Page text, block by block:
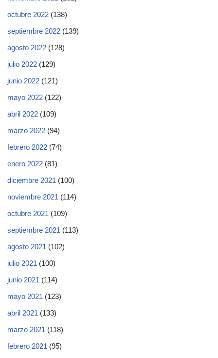
octubre 2022 (138)
septiembre 2022 (139)
agosto 2022 (128)
julio 2022 (129)
junio 2022 (121)
mayo 2022 (122)
abril 2022 (109)
marzo 2022 (94)
febrero 2022 (74)
enero 2022 (81)
diciembre 2021 (100)
noviembre 2021 (114)
octubre 2021 (109)
septiembre 2021 (113)
agosto 2021 (102)
julio 2021 (100)
junio 2021 (114)
mayo 2021 (123)
abril 2021 (133)
marzo 2021 (118)
febrero 2021 (95)